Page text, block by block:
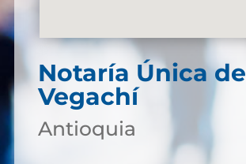
Notaría Única de
Vegachí
Antioquia